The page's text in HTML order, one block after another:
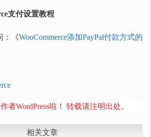
支付设置教程
：《WooCommerce添加PayPal付款方式的
者WordPress啦！ 转载请注明出处。
相关文章